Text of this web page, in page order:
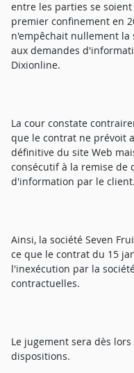
entre les parties se
premier confinement en
n'empêchait nullement la
aux demandes
Dixionline.
La cour constate
que le contrat ne prévoit
définitive du site Web
consécutif à la remise de
d'information par le client.
Ainsi, la société Seven
ce que le contrat du 15
l'inexécution par la
contractuelles.
Le jugement sera dès
dispositions.